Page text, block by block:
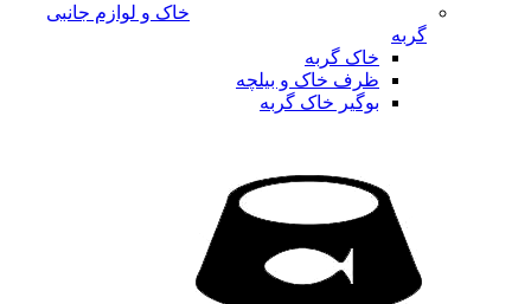
خاک و لوازم جانبی
گربه
خاک گربه
ظرف خاک و بیلچه
بوگیر خاک گربه